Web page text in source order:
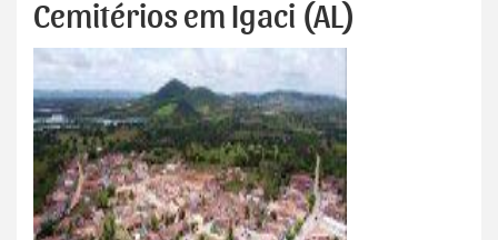
Cemitérios em Igaci (AL)